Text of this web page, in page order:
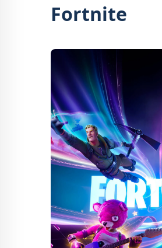
Fortnite